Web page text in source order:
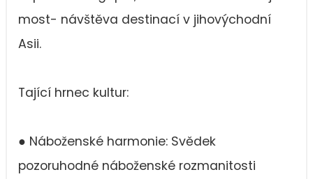
most- návštěva destinací v jihovýchodní
Asii.
Tající hrnec kultur:
● Náboženské harmonie: Svědek
pozoruhodné náboženské rozmanitosti